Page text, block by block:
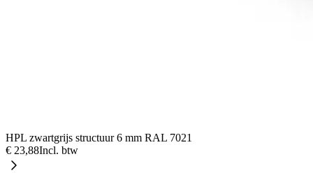
HPL zwartgrijs structuur 6 mm RAL 7021
€ 23,88Incl. btw